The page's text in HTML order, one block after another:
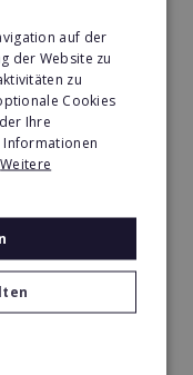
Konzept mit
auf der
der Website zu
zu
Cookies
Ihre
Informationen
Weitere